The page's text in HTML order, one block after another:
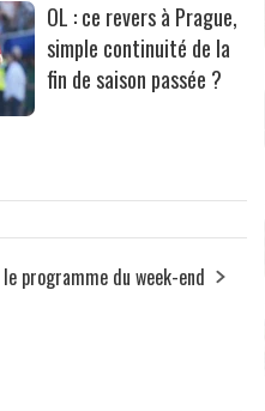
OL : ce revers à Prague,
simple continuité de la
fin de saison passée ?
le programme du week-end